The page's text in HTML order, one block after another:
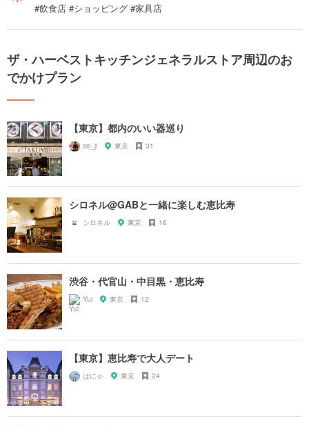
#飲食店 #ショッピング #家具店
ザ・ハーベストキッチンジェネラルストア周辺のお
でかけプラン
【東京】都内のいい器巡り
se_ji 東京 31
シロネル@GABと一緒に楽しむ恵比寿
シロネル 東京 16
渋谷・代官山・中目黒・恵比寿
Yui 東京 12
【東京】恵比寿で大人デート
はにゃ 東京 24